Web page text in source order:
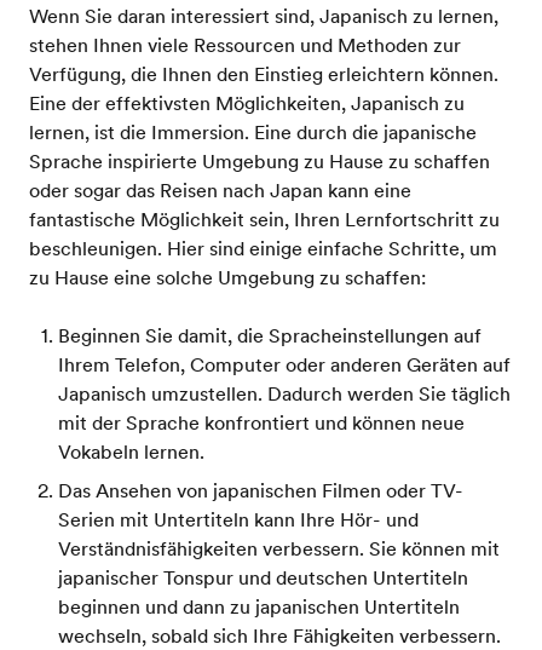
Wenn Sie daran interessiert sind, Japanisch zu lernen,
stehen Ihnen viele Ressourcen und Methoden zur
Verfügung, die Ihnen den Einstieg erleichtern können.
Eine der effektivsten Möglichkeiten, Japanisch zu
lernen, ist die Immersion. Eine durch die japanische
Sprache inspirierte Umgebung zu Hause zu schaffen
oder sogar das Reisen nach Japan kann eine
fantastische Möglichkeit sein, Ihren Lernfortschritt zu
beschleunigen. Hier sind einige einfache Schritte, um
zu Hause eine solche Umgebung zu schaffen:
Beginnen Sie damit, die Spracheinstellungen auf
Ihrem Telefon, Computer oder anderen Geräten auf
Japanisch umzustellen. Dadurch werden Sie täglich
mit der Sprache konfrontiert und können neue
Vokabeln lernen.
Das Ansehen von japanischen Filmen oder TV-
Serien mit Untertiteln kann Ihre Hör- und
Verständnisfähigkeiten verbessern. Sie können mit
japanischer Tonspur und deutschen Untertiteln
beginnen und dann zu japanischen Untertiteln
wechseln, sobald sich Ihre Fähigkeiten verbessern.